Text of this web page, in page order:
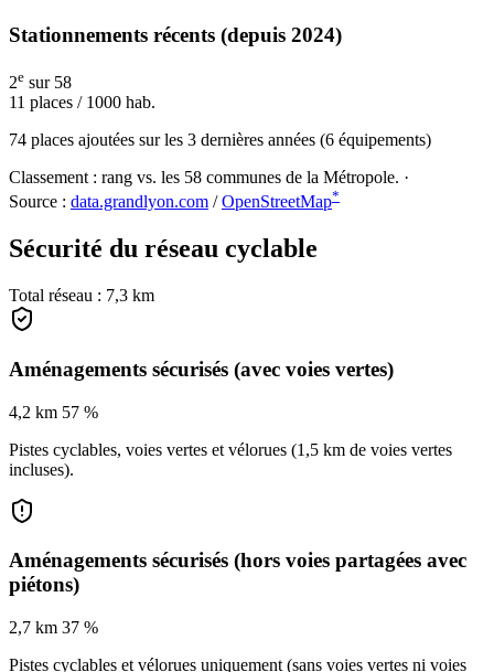
Stationnements récents (depuis 2024)
2e sur 58
11 places / 1000 hab.
74 places ajoutées sur les 3 dernières années (6 équipements)
Classement : rang vs. les 58 communes de la Métropole. ·
Source : data.grandlyon.com /OpenStreetMap*
Sécurité du réseau cyclable
Total réseau : 7,3 km
Aménagements sécurisés (avec voies vertes)
4,2 km 57 %
Pistes cyclables, voies vertes et vélorues (1,5 km de voies vertes
incluses).
Aménagements sécurisés (hors voies partagées avec
piétons)
2,7 km 37 %
Pistes cyclables et vélorues uniquement (sans voies vertes ni voies